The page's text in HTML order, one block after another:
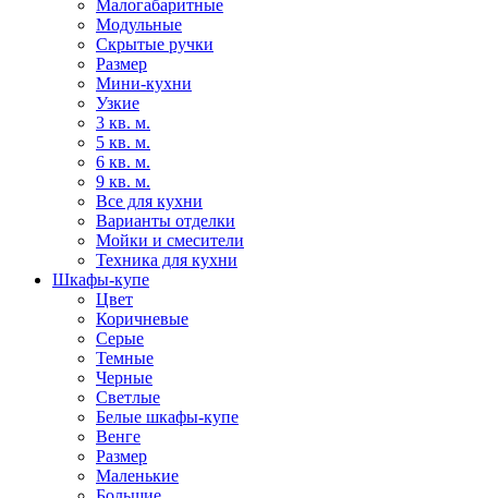
Малогабаритные
Модульные
Скрытые ручки
Размер
Мини-кухни
Узкие
3 кв. м.
5 кв. м.
6 кв. м.
9 кв. м.
Все для кухни
Варианты отделки
Мойки и смесители
Техника для кухни
Шкафы-купе
Цвет
Коричневые
Серые
Темные
Черные
Светлые
Белые шкафы-купе
Венге
Размер
Маленькие